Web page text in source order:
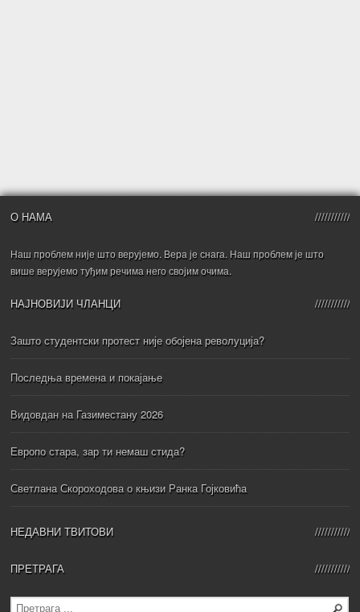
О НАМА
Наш проблем није што верујемо. Вера је снага. Наш проблем је што
више верујемо туђим речима него својим очима.
НАЈНОВИЈИ ЧЛАНЦИ
Зашто студентски протест није обојена револуција?
Последња времена и покајање
Видовдан на Газиместану 2026
Европо стара, зар ти немаш стида?
Светлана Скороходова о књизи Ранка Гојковића
НЕДАВНИ ТВИТОВИ
ПРЕТРАГА